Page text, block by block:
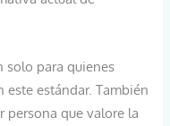
solo para quienes
este estándar. También
persona que valore la